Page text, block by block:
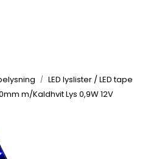
LED lyslister / LED tape
m/Kaldhvit Lys 0,9W 12V